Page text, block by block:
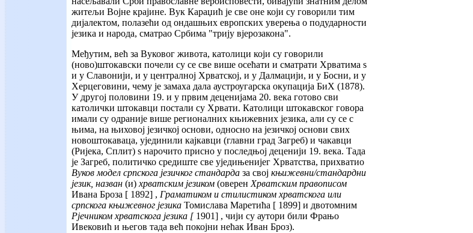
житељи Војне крајине. Вук Караџић је све оне који су говорили тим
дијалектом, полазећи од ондашњих европских уверења о подударности
језика и народа, сматрао Србима "трију вјерозакона".
Међутим, већ за Вуковог живота, католици који су говорили
(ново)штокавски почели су се све више осећати и сматрати Хрватима ѕ
и у Славонији, и у централној Хрватској, и у Далмацији, и у Босни, и у
Херцеговини, чему је замаха дала аустроугарска окупација БиХ (1878).
У другој половини 19. и у првим деценијама 20. века готово сви
католички штокавци постали су Хрвати. Католици штокавског говора
имали су одраније више регионалних књижевних језика, али су се с
њима, на њиховој језичкој основи, односно на језичкој основи свих
новоштокаваца, ујединили кајкавци (главни град Загреб) и чакавци
(Ријека, Сплит) ѕ нарочито присно у последњој деценији 19. века. Тада
је Загреб, политичко средиште све уједињенијег Хрватства, прихватио
Вуков модел српскога језичког стандарда за свој књижевни/стандардни
језик, назван (и)хрватским језиком (оверенХрватским правописом
Ивана Броза [ 1892] , Граматиком и стилистиком хрватскога или
српскога књижевног језика Томислава Маретића [ 1899] и двотомним
Рјечником хрватскога језика [ 1901] , чији су аутори били Фрањо
Ивековић и његов тада већ покојни нећак Иван Броз).